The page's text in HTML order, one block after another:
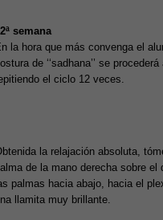
semana
la hora que más convenga el
de ‘‘sadhana’’ se
el ciclo 12 veces.
la relajación absoluta,
de la mano derecha sobre
palmas hacia abajo, hacia el
llamita muy brillante.